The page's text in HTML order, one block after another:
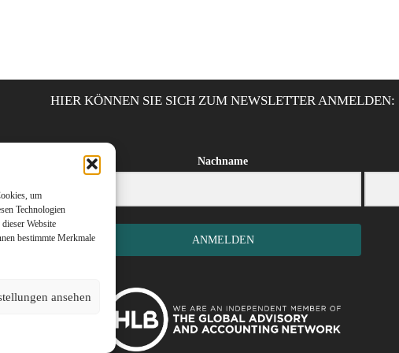
um
Technologien
Website
bestimmte Merkmale
ansehen
HIER KÖNNEN SIE SICH ZUM NEWSLETTER ANMELDEN:
Nachname
ANMELDEN